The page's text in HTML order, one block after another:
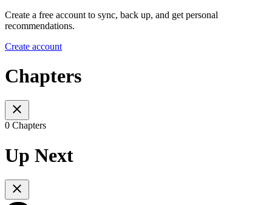
Create a free account to sync, back up, and get personal
recommendations.
Create account
Chapters
0 Chapters
Up Next